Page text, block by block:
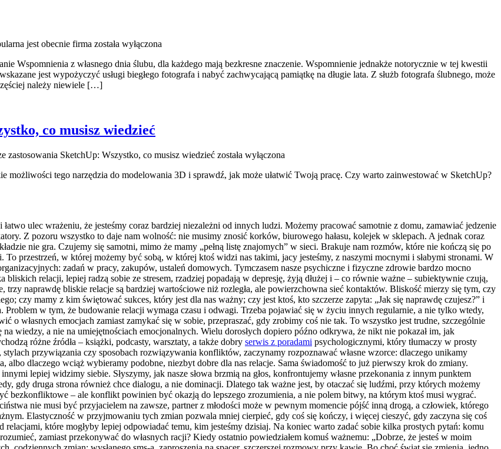
jest obecnie firma została wyłączona
Wspomnienia z własnego dnia ślubu, dla każdego mają bezkresne znaczenie. Wspomnienie jednakże notorycznie w tej kwestii
jest wypożyczyć usługi biegłego fotografa i nabyć zachwycającą pamiątkę na długie lata. Z służb fotografa ślubnego, może
należy niewiele […]
co musisz wiedzieć
zastosowania SketchUp: Wszystko, co musisz wiedzieć została wyłączona
możliwości tego narzędzia do modelowania 3D i sprawdź, jak może ułatwić Twoją pracę. Czy warto zainwestować w SketchUp?
ulec wrażeniu, że jesteśmy coraz bardziej niezależni od innych ludzi. Możemy pracować samotnie z domu, zamawiać jedzenie
Z pozoru wszystko to daje nam wolność: nie musimy znosić korków, biurowego hałasu, kolejek w sklepach. A jednak coraz
nie gra. Czujemy się samotni, mimo że mamy „pełną listę znajomych” w sieci. Brakuje nam rozmów, które nie kończą się po
przestrzeń, w której możemy być sobą, w której ktoś widzi nas takimi, jacy jesteśmy, z naszymi mocnymi i słabymi stronami. W
zadań w pracy, zakupów, ustaleń domowych. Tymczasem nasze psychiczne i fizyczne zdrowie bardzo mocno
relacji, lepiej radzą sobie ze stresem, rzadziej popadają w depresję, żyją dłużej i – co równie ważne – subiektywnie czują,
trzy naprawdę bliskie relacje są bardziej wartościowe niż rozległa, ale powierzchowna sieć kontaktów. Bliskość mierzy się tym, czy
czy mamy z kim świętować sukces, który jest dla nas ważny; czy jest ktoś, kto szczerze zapyta: „Jak się naprawdę czujesz?” i
w tym, że budowanie relacji wymaga czasu i odwagi. Trzeba pojawiać się w życiu innych regularnie, a nie tylko wtedy,
o własnych emocjach zamiast zamykać się w sobie, przepraszać, gdy zrobimy coś nie tak. To wszystko jest trudne, szczególnie
wiedzy, a nie na umiejętnościach emocjonalnych. Wielu dorosłych dopiero późno odkrywa, że nikt nie pokazał im, jak
różne źródła – książki, podcasty, warsztaty, a także dobry serwis z poradami psychologicznymi, który tłumaczy w prosty
przywiązania czy sposobach rozwiązywania konfliktów, zaczynamy rozpoznawać własne wzorce: dlaczego unikamy
albo dlaczego wciąż wybieramy podobne, niezbyt dobre dla nas relacje. Sama świadomość to już pierwszy krok do zmiany.
lepiej widzimy siebie. Słyszymy, jak nasze słowa brzmią na głos, konfrontujemy własne przekonania z innym punktem
gdy druga strona również chce dialogu, a nie dominacji. Dlatego tak ważne jest, by otaczać się ludźmi, przy których możemy
bezkonfliktowe – ale konflikt powinien być okazją do lepszego zrozumienia, a nie polem bitwy, na którym ktoś musi wygrać.
nie musi być przyjacielem na zawsze, partner z młodości może w pewnym momencie pójść inną drogą, a człowiek, którego
Elastyczność w przyjmowaniu tych zmian pozwala mniej cierpieć, gdy coś się kończy, i więcej cieszyć, gdy zaczyna się coś
relacjami, które mogłyby lepiej odpowiadać temu, kim jesteśmy dzisiaj. Na koniec warto zadać sobie kilka prostych pytań: komu
zamiast przekonywać do własnych racji? Kiedy ostatnio powiedziałem komuś ważnemu: „Dobrze, że jesteś w moim